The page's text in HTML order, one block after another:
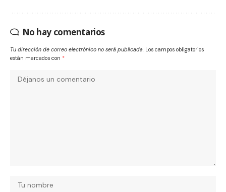
No hay comentarios
Tu dirección de correo electrónico no será publicada. Los campos obligatorios
están marcados con *